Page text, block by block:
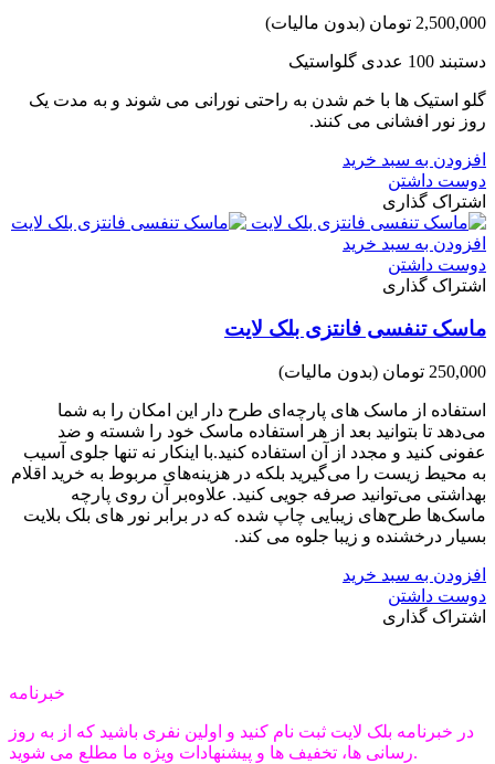
2,500,000 تومان (بدون مالیات)
دستبند 100 عددی گلواستیک
گلو استیک ها با خم شدن به راحتی نورانی می شوند و به مدت یک
روز نور افشانی می کنند.
افزودن به سبد خرید
دوست داشتن
اشتراک گذاری
افزودن به سبد خرید
دوست داشتن
اشتراک گذاری
ماسک تنفسی فانتزی بلک لایت
250,000 تومان (بدون مالیات)
استفاده از ماسک های پارچه‌ای طرح دار این امکان را به شما
می‌دهد تا بتوانید بعد از هر استفاده ماسک خود را شسته و ضد
عفونی کنید و مجدد از آن استفاده کنید.با اینکار نه تنها جلوی آسیب
به محیط زیست را می‌گیرید بلکه در هزینه‌های مربوط به خرید اقلام
بهداشتی می‌توانید صرفه جویی کنید. علاوه‌بر آن روی پارچه
ماسک‌ها طرح‌های زیبایی چاپ شده که در برابر نور های بلک بلایت
بسیار درخشنده و زیبا جلوه می کند.
افزودن به سبد خرید
دوست داشتن
اشتراک گذاری
خبرنامه
در خبرنامه بلک لایت ثبت نام کنید و اولین نفری باشید که از به روز
رسانی ها، تخفیف ها و پیشنهادات ویژه ما مطلع می شوید.